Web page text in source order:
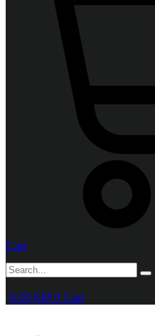
Cart
0,00 KM 0 Cart